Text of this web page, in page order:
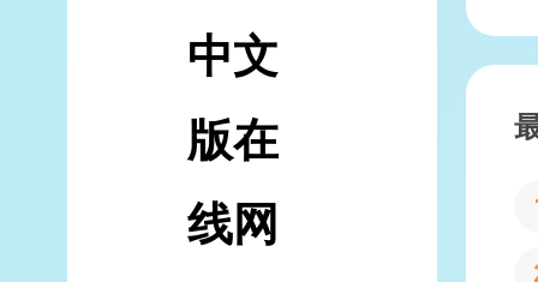
中文
版在
线网